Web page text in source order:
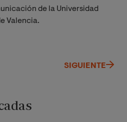
de la Universidad
Valencia.
SIGUIENTE